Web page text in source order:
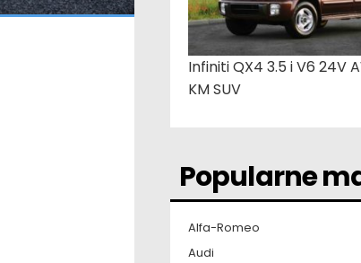
Infiniti QX4 3.5 i V6 24V
KM SUV
Popularne
Alfa-Romeo
Audi